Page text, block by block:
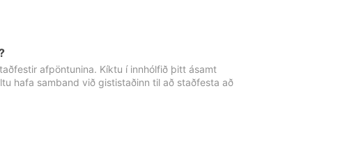
afpöntunina. Kíktu í innhólfið þitt ásamt
hafa samband við gististaðinn til að staðfesta að